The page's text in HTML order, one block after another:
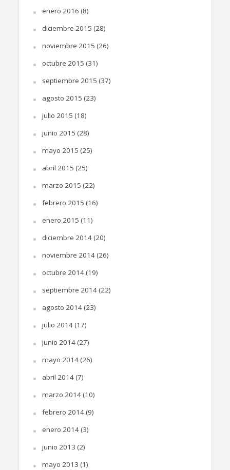
enero 2016 (8)
diciembre 2015 (28)
noviembre 2015 (26)
octubre 2015 (31)
septiembre 2015 (37)
agosto 2015 (23)
julio 2015 (18)
junio 2015 (28)
mayo 2015 (25)
abril 2015 (25)
marzo 2015 (22)
febrero 2015 (16)
enero 2015 (11)
diciembre 2014(20)
noviembre 2014(26)
octubre 2014(19)
septiembre 2014(22)
agosto 2014(23)
julio 2014(17)
junio 2014(27)
mayo 2014(26)
abril 2014(7)
marzo 2014(10)
febrero 2014(9)
enero 2014(3)
junio 2013 (2)
mayo 2013 (1)